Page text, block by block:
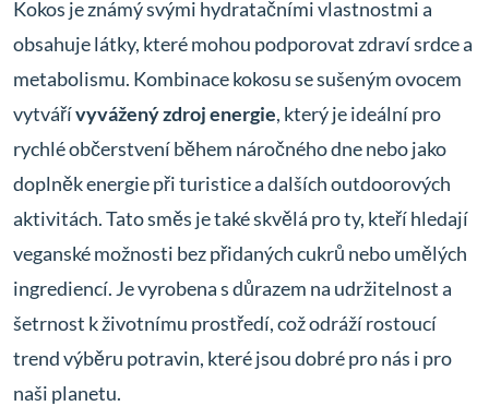
Kokos je známý svými hydratačními vlastnostmi a
obsahuje látky, které mohou podporovat zdraví srdce a
metabolismu. Kombinace kokosu se sušeným ovocem
vytvářívyvážený zdroj energie, který je ideální pro
rychlé občerstvení během náročného dne nebo jako
doplněk energie při turistice a dalších outdoorových
aktivitách. Tato směs je také skvělá pro ty, kteří hledají
veganské možnosti bez přidaných cukrů nebo umělých
ingrediencí. Je vyrobena s důrazem na udržitelnost a
šetrnost k životnímu prostředí, což odráží rostoucí
trend výběru potravin, které jsou dobré pro nás i pro
naši planetu.